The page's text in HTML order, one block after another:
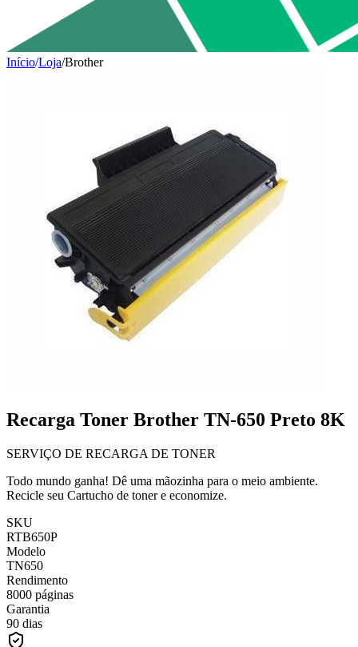
Início/Loja/Brother
Recarga Toner Brother TN-650 Preto 8K
SERVIÇO DE RECARGA DE TONER
Todo mundo ganha! Dê uma mãozinha para o meio ambiente.
Recicle seu Cartucho de toner e economize.
SKU
RTB650P
Modelo
TN650
Rendimento
8000 páginas
Garantia
90 dias